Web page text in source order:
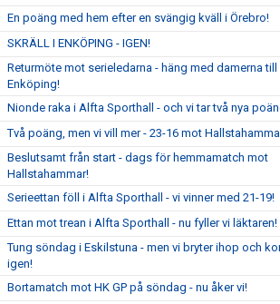
En poäng med hem efter en svängig kväll i Örebro!
SKRÄLL I ENKÖPING - IGEN!
Returmöte mot serieledarna - häng med damerna till
Enköping!
Nionde raka i Alfta Sporthall - och vi tar två nya
Två poäng, men vi vill mer - 23-16 mot
Beslutsamt från start - dags för hemmamatch mot
Hallstahammar!
Serieettan föll i Alfta Sporthall - vi vinner med 21-19!
Ettan mot trean i Alfta Sporthall - nu fyller vi läktaren!
Tung söndag i Eskilstuna - men vi bryter ihop och
igen!
Bortamatch mot HK GP på söndag - nu åker vi!